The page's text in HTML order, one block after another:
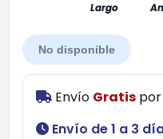
Largo
No disponible
Envío Gratis por
Envío de 1 a 3